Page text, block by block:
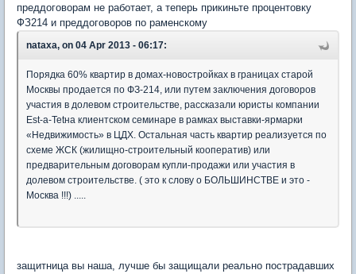
преддоговорам не работает, а теперь прикиньте процентовку
ФЗ214 и преддоговоров по раменскому
nataxa, on 04 Apr 2013 - 06:17:
Порядка 60% квартир в домах-новостройках в границах старой
Москвы продается по ФЗ-214, или путем заключения договоров
участия в долевом строительстве, рассказали юристы компании
Est-a-Tetна клиентском семинаре в рамках выставки-ярмарки
«Недвижимость» в ЦДХ. Остальная часть квартир реализуется по
схеме ЖСК (жилищно-строительный кооператив) или
предварительным договорам купли-продажи или участия в
долевом строительстве. ( это к слову о БОЛЬШИНСТВЕ и это -
Москва !!!) .....
защитница вы наша, лучше бы защищали реально пострадавших